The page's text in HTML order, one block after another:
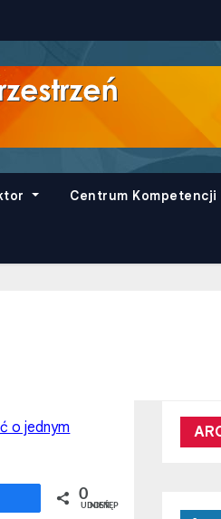
Centrum
o jednym
0
UDOSTĘPNIEŃ